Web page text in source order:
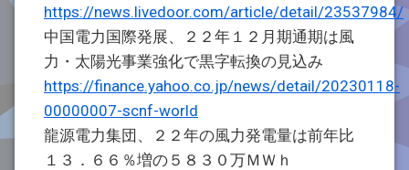
https://news.livedoor.com/article/detail/23537984/
中国電力国際発展、２２年１２月期通期は風
力・太陽光事業強化で黒字転換の見込み
https://finance.yahoo.co.jp/news/detail/20230118-
00000007-scnf-world
龍源電力集団、２２年の風力発電量は前年比
１３．６６％増の５８３０万ＭＷｈ